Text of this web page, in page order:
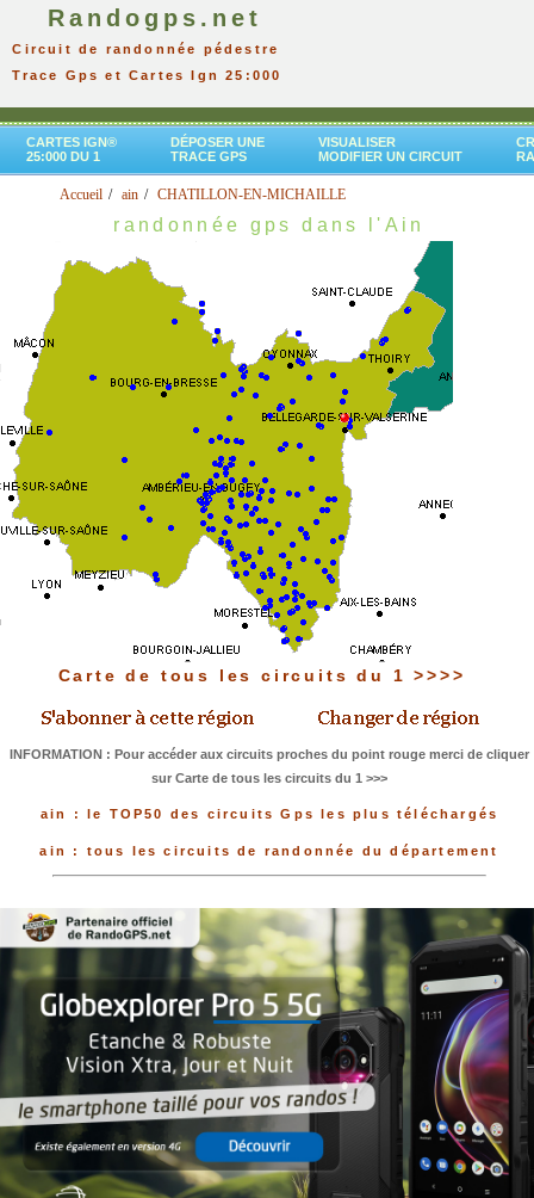
Randogps.net
Circuit de randonnée pédestre
Trace Gps et Cartes Ign 25:000
CARTES IGN®
25:000 DU 1
DÉPOSER UNE
TRACE GPS
VISUALISER
MODIFIER UN CIRCUIT
Accueil ain CHATILLON-EN-MICHAILLE
randonnée gps dans l'Ain
Carte de tous les circuits du 1 >>>>
INFORMATION : Pour accéder aux circuits proches du point rouge merci de cliquer
sur Carte de tous les circuits du 1 >>>
ain : le TOP50 des circuits Gps les plus téléchargés
ain : tous les circuits de randonnée du département